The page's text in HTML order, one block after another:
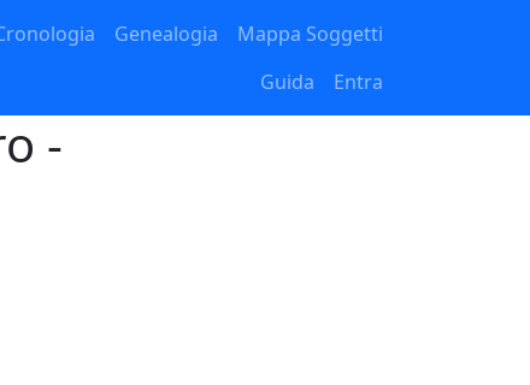
Genealogia
Mappa Soggetti
Guida
Entra
-